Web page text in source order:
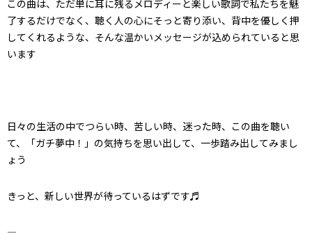
この曲は、ただ単に耳に残るメロディーと楽しい歌詞で私たちを魅
了するだけでなく、聴く人の心にそっと寄り添い、背中を優しく押
してくれるような、そんな温かいメッセージが込められていると思
います
日々の生活の中でつらい時、苦しい時、迷った時、この曲を聴い
て、「ガチ夢中！」の気持ちを思い出して、一歩踏み出してみまし
ょう
きっと、新しい世界が待っているはずです♬
—